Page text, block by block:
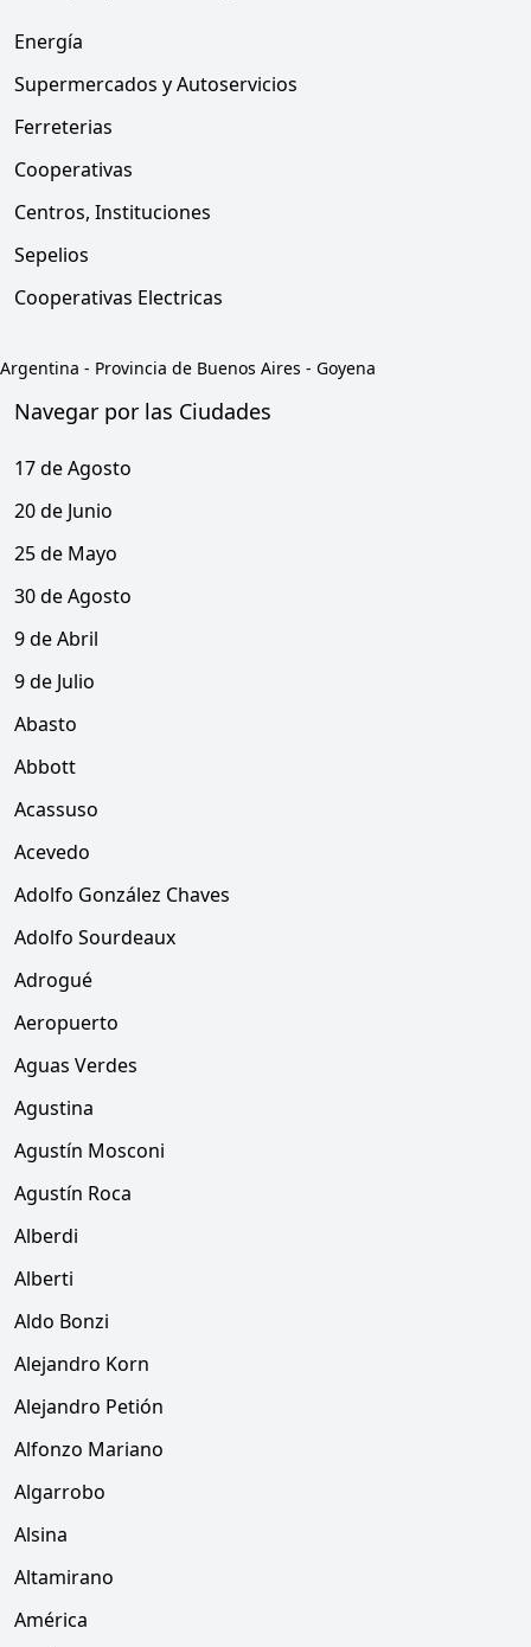
Energía
Supermercados y Autoservicios
Ferreterias
Cooperativas
Centros, Instituciones
Sepelios
Cooperativas Electricas
Argentina - Provincia de Buenos Aires - Goyena
Navegar por las Ciudades
17 de Agosto
20 de Junio
25 de Mayo
30 de Agosto
9 de Abril
9 de Julio
Abasto
Abbott
Acassuso
Acevedo
Adolfo González Chaves
Adolfo Sourdeaux
Adrogué
Aeropuerto
Aguas Verdes
Agustina
Agustín Mosconi
Agustín Roca
Alberdi
Alberti
Aldo Bonzi
Alejandro Korn
Alejandro Petión
Alfonzo Mariano
Algarrobo
Alsina
Altamirano
América